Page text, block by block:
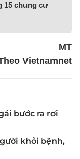
15 chung cư
MT
Vietnamnet
bước ra rơi
khỏi bệnh,